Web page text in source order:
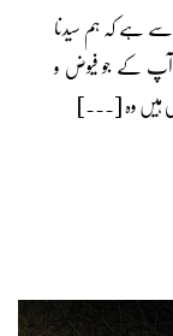
ہے کہ ہم سیدنا
آپ کے جو فیوض و
ہیں وہ [...]